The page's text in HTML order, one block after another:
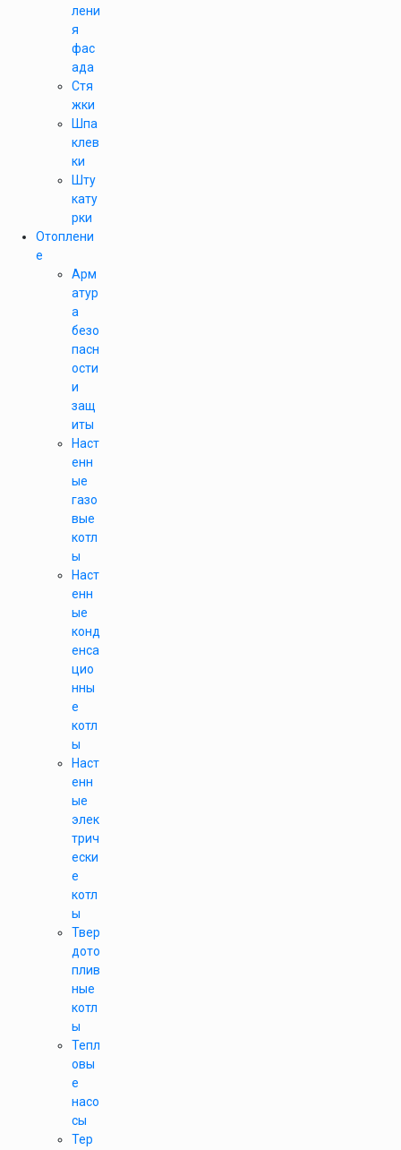
лени
я
фас
ада
Стя
жки
Шпа
клев
ки
Шту
кату
рки
Отоплени
е
Арм
атур
а
безо
пасн
ости
и
защ
иты
Наст
енн
ые
газо
вые
котл
ы
Наст
енн
ые
конд
енса
цио
нны
е
котл
ы
Наст
енн
ые
элек
трич
ески
е
котл
ы
Твер
дото
плив
ные
котл
ы
Тепл
овы
е
насо
сы
Тер